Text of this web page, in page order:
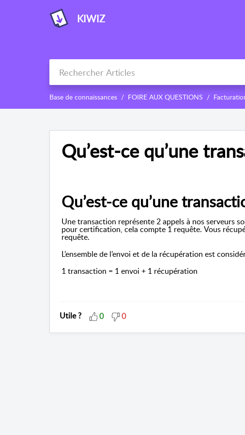
KIWIZ
Base de connaissances FOIRE AUX QUESTIONS
Qu’est-ce qu’une
Qu’est-ce qu’une
Une transaction représente 2 appels à nos serveurs
pour certification, cela compte 1 requête. Vous
requête.
L’ensemble de l’envoi et de la récupération est
1 transaction = 1 envoi + 1 récupération
Utile ? 0 0